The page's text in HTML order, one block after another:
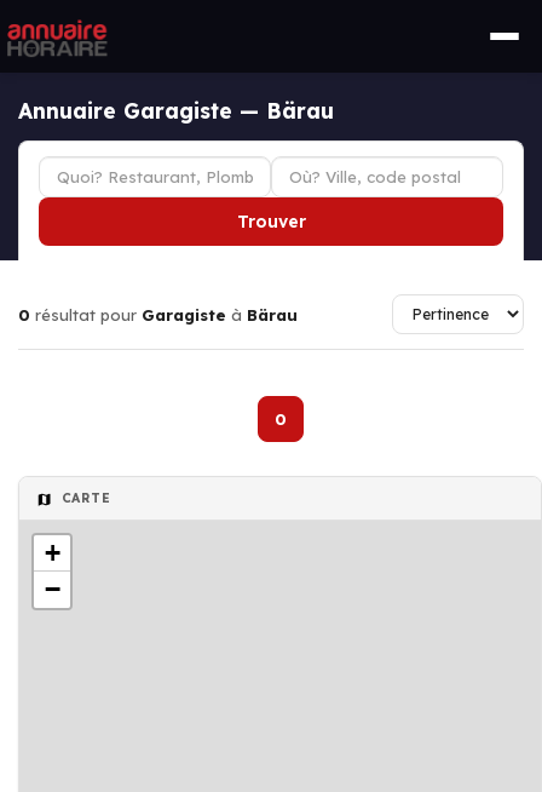
Annuaire Garagiste — Bärau
Trouver
0 résultat pour Garagiste à Bärau
0
CARTE
+
−